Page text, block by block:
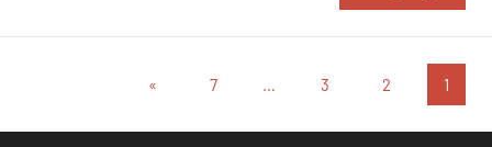
تعدد
صفحات
1
2
3
…
7
المقالات
»